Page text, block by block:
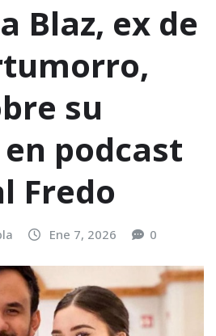
Blaz, ex de
su
podcast
Fredo
Ene 7, 2026 0